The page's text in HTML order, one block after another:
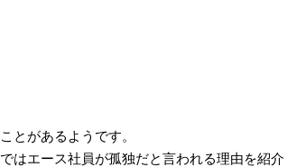
とがあるようです。
はエース社員が孤独だと言われる理由を紹